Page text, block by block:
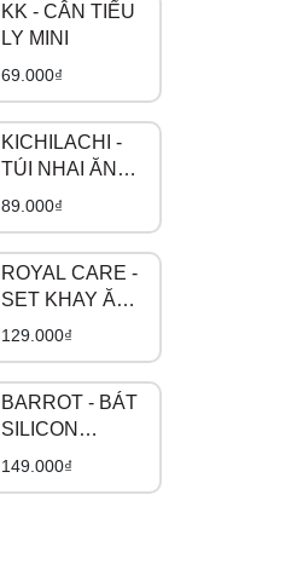
KK - CÂN TIỂU
LY MINI
69.000₫
KICHILACHI -
TÚI NHAI ĂN
DẶM CHỐNG
89.000₫
ROYAL CARE -
SET KHAY ĂN
3 MÓN INOX Ô
0805
129.000₫
BARROT - BÁT
SILICON
CUPCAKE
149.000₫